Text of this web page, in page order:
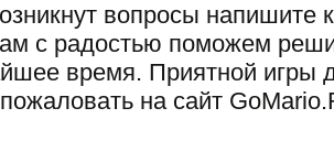
вопросы напишите
с радостью поможем
время. Приятной игры
пожаловать на сайт